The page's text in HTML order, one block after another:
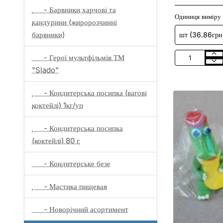
- Барвники харчові та
кандурини (жиророзчинні
барвники)
- Герої мультфільмів ТМ
"Slado"
- Кондитерська посипка (вагові
коктейлі) 1кг/уп
- Кондитерська посипка
(коктейлі) 80 г
- Кондитерське безе
- Мастика пищевая
- Новорічний асортимент
Одиниця виміру
Кондитерська
пара"
/36шт